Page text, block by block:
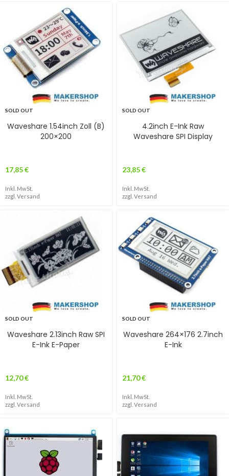
SOLD OUT
Waveshare 1.54inch Zoll (B)
200×200
17,85€
Inkl. MwSt.
zzgl. Versand
SOLD OUT
4.2inch E-Ink Raw
Waveshare SPI Display
23,85€
Inkl. MwSt.
zzgl. Versand
SOLD OUT
Waveshare 2.13inch Raw SPI
E-Ink E-Paper
12,70€
Inkl. MwSt.
zzgl. Versand
SOLD OUT
Waveshare 264×176 2.7inch
E-Ink
21,70€
Inkl. MwSt.
zzgl. Versand